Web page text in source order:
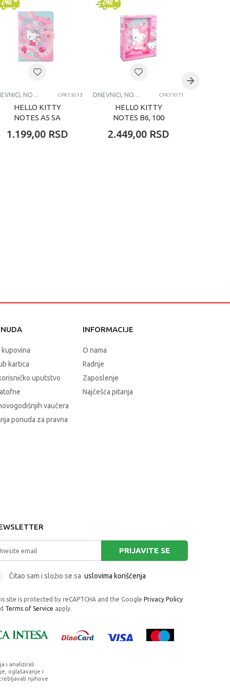
DNEVNICI, NOTESI, AGENDE, BLOKČIĆI CPK13013
HELLO KITTY
NOTES A5 SA
LISTOVA
1.199,00 RSD
DNEVNICI, NOTESI, AGENDE, BLOKČIĆI CPK11071
HELLO KITTY
NOTES B6, 100
2.449,00 RSD
kartica
uputstvo
vaučera
ponuda za pravna
INFORMACIJE
O nama
Radnje
Zaposlenje
Najčešća pitanja
PRIJAVITE SE
Čitao sam i složio se sa uslovima korišćenja
site is protected by reCAPTCHA and the Google Privacy Policy
Terms of Service apply.
i analizirali
oglašavanje i
njihove